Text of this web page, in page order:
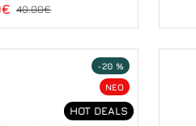
40.00€
NEO
HOT DEALS
-20 %